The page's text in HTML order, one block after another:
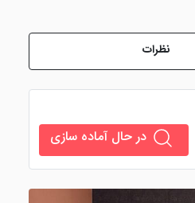
نظرات
در حال آماده سازی